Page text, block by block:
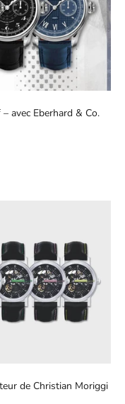
avec Eberhard & Co.
de Christian Moriggi